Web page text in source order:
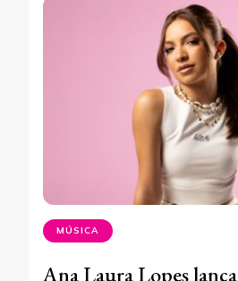
MÚSICA
Ana Laura Lopes lança